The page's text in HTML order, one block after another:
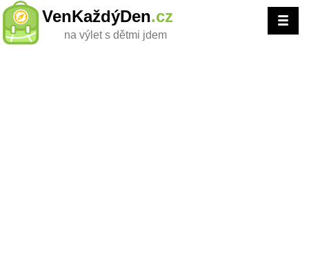
VenKaždýDen.cz
na výlet s dětmi jdem